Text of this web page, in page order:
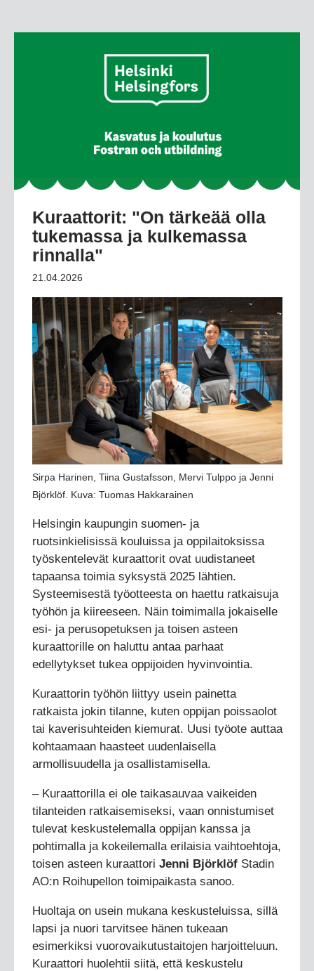
Kuraattorit: "On tärkeää olla
tukemassa ja kulkemassa
rinnalla"
21.04.2026
Sirpa Harinen, Tiina Gustafsson, Mervi Tulppo ja Jenni
Björklöf. Kuva: Tuomas Hakkarainen
Helsingin kaupungin suomen- ja
ruotsinkielisissä kouluissa ja oppilaitoksissa
työskentelevät kuraattorit ovat uudistaneet
tapaansa toimia syksystä 2025 lähtien.
Systeemisestä työotteesta on haettu ratkaisuja
työhön ja kiireeseen. Näin toimimalla jokaiselle
esi- ja perusopetuksen ja toisen asteen
kuraattorille on haluttu antaa parhaat
edellytykset tukea oppijoiden hyvinvointia.
Kuraattorin työhön liittyy usein painetta
ratkaista jokin tilanne, kuten oppijan poissaolot
tai kaverisuhteiden kiemurat. Uusi työote auttaa
kohtaamaan haasteet uudenlaisella
armollisuudella ja osallistamisella.
– Kuraattorilla ei ole taikasauvaa vaikeiden
tilanteiden ratkaisemiseksi, vaan onnistumiset
tulevat keskustelemalla oppijan kanssa ja
pohtimalla ja kokeilemalla erilaisia vaihtoehtoja,
toisen asteen kuraattori Jenni BjörklöfStadin
AO:n Roihupellon toimipaikasta sanoo.
Huoltaja on usein mukana keskusteluissa, sillä
lapsi ja nuori tarvitsee hänen tukeaan
esimerkiksi vuorovaikutustaitojen harjoitteluun.
Kuraattori huolehtii siitä, että keskustelu